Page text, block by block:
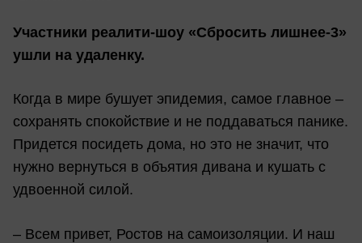
Участники реалити-шоу «Сбросить лишнее-3»
ушли на удаленку.
Когда в мире бушует эпидемия, самое главное –
сохранять спокойствие и не поддаваться панике.
Придется посидеть дома, но это не значит, что
нужно вернуться в объятия дивана и кушать с
удвоенной силой.
– Всем привет, Ростов на самоизоляции. И наш